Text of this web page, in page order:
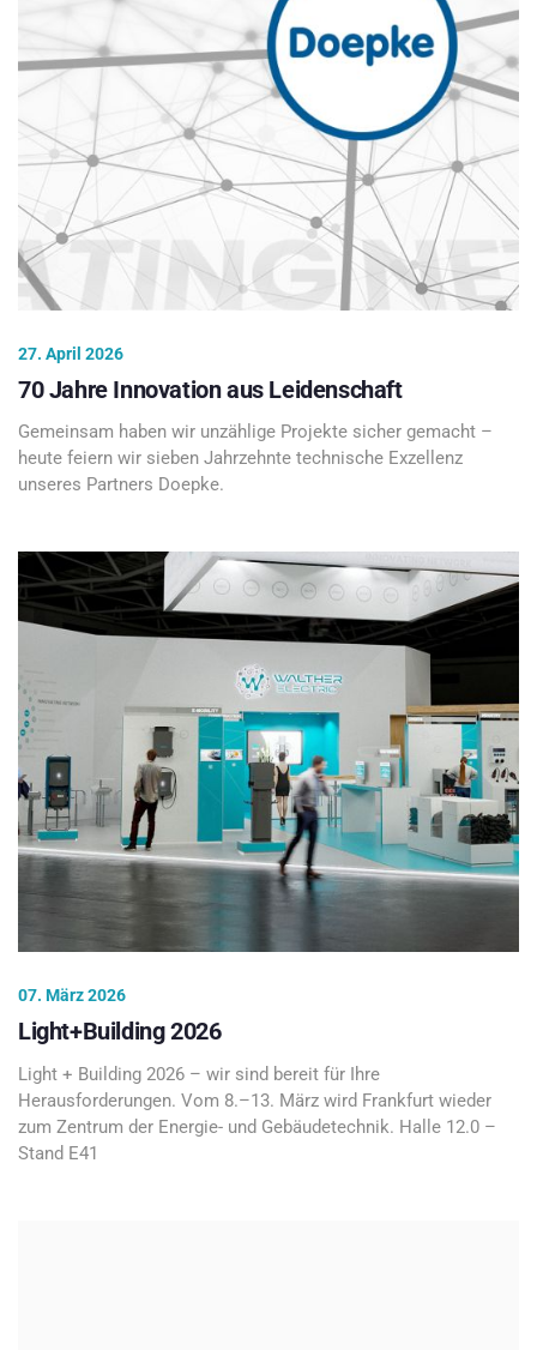
27. April 2026
70 Jahre Innovation aus Leidenschaft
Gemeinsam haben wir unzählige Projekte sicher gemacht –
heute feiern wir sieben Jahrzehnte technische Exzellenz
unseres Partners Doepke.
07. März 2026
Light+Building 2026
Light + Building 2026 – wir sind bereit für Ihre
Herausforderungen. Vom 8.–13. März wird Frankfurt wieder
zum Zentrum der Energie- und Gebäudetechnik. Halle 12.0 –
Stand E41